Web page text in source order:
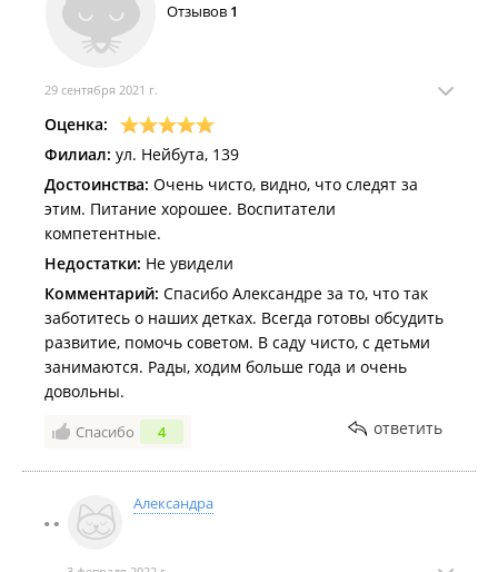
Отзывов 1
29 сентября 2021 г.
Оценка:
Филиал: ул. Нейбута, 139
Достоинства: Очень чисто, видно, что следят за
этим. Питание хорошее. Воспитатели
компетентные.
Недостатки: Не увидели
Комментарий: Спасибо Александре за то, что так
заботитесь о наших детках. Всегда готовы обсудить
развитие, помочь советом. В саду чисто, с детьми
занимаются. Рады, ходим больше года и очень
довольны.
Спасибо 4 ответить
Александра